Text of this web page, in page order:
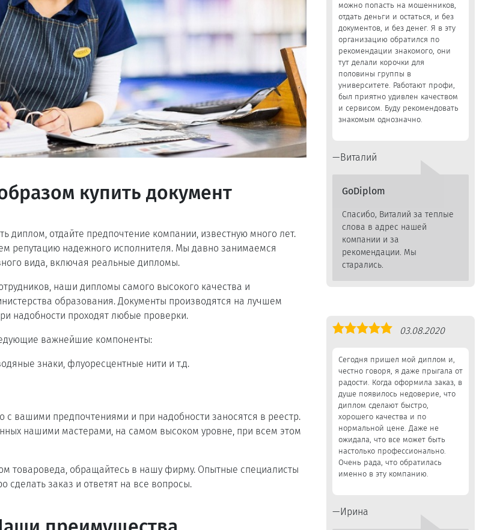
купить документ
диплом, отдайте предпочтение компании, известную много лет.
репутацию надежного исполнителя. Мы давно занимаемся
вида, включая реальные дипломы.
наши дипломы самого высокого качества и
образования. Документы производятся на лучшем
надобности проходят любые проверки.
важнейшие компоненты:
знаки, флуоресцентные нити и т.д.
с вашими предпочтениями и при надобности заносятся в реестр.
нашими мастерами, на самом высоком уровне, при всем этом
товароведа, обращайтесь в нашу фирму. Опытные специалисты
сделать заказ и ответят на все вопросы.
можно попасть на мошенников,
отдать деньги и остаться, и без
документов, и без денег. Я в эту
организацию обратился по
рекомендации знакомого, они
тут делали корочки для
половины группы в
университете. Работают профи,
был приятно удивлен качеством
и сервисом. Буду рекомендовать
знакомым однозначно.
Виталий
GoDiplom
Спасибо, Виталий за теплые
слова в адрес нашей
компании и за
рекомендации. Мы
старались.
Оценка
03.08.2020
Сегодня пришел мой диплом и,
честно говоря, я даже прыгала от
радости. Когда оформила заказ, в
душе появилось недоверие, что
диплом сделают быстро,
хорошего качества и по
нормальной цене. Даже не
ожидала, что все может быть
настолько профессионально.
Очень рада, что обратилась
именно в эту компанию.
Ирина